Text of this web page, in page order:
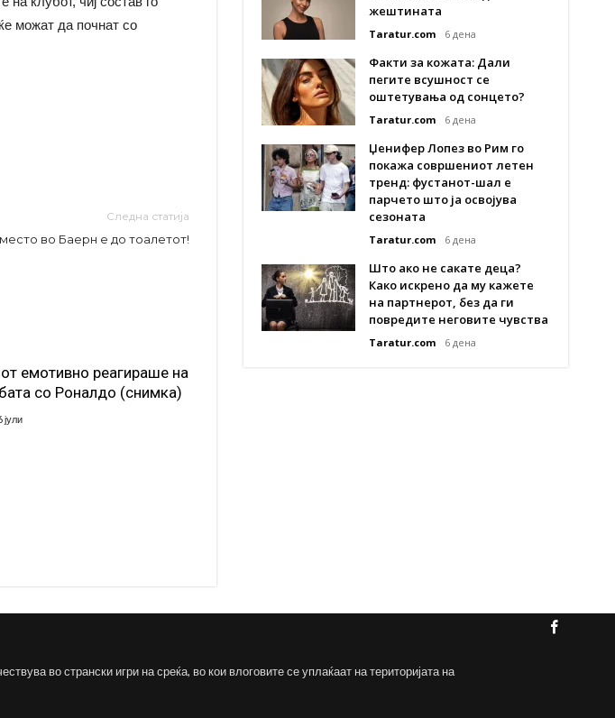
можат да почнат со
Следна статија
во Баерн е до тоалетот!
емотивно реагираше на
со Роналдо (снимка)
јули
жештината
Taratur.com 6 дена
Факти за кожата: Дали
пегите всушност се
оштетувања од сонцето?
Taratur.com 6 дена
Џенифер Лопез во Рим го
покажа совршениот летен
тренд: фустанот-шал е
парчето што ја освојува
сезоната
Taratur.com 6 дена
Што ако не сакате деца?
Како искрено да му кажете
на партнерот, без да ги
повредите неговите чувства
Taratur.com 6 дена
во странски игри на среќа, во кои влоговите се уплаќаат на територијата на